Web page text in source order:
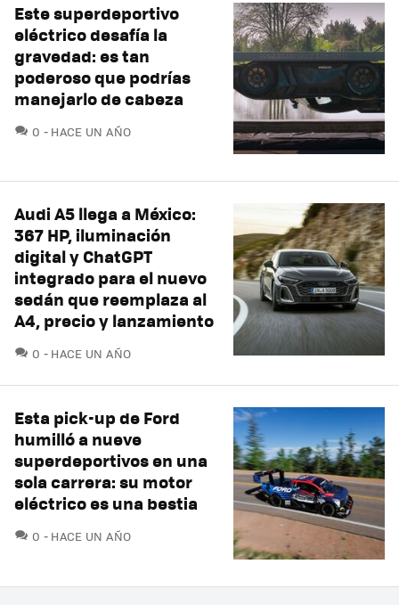
Este superdeportivo
eléctrico desafía la
gravedad: es tan
poderoso que podrías
manejarlo de cabeza
0 COMENTARIOS
HACE UN AÑO
Audi A5 llega a México:
367 HP, iluminación
digital y ChatGPT
integrado para el nuevo
sedán que reemplaza al
A4, precio y lanzamiento
0 COMENTARIOS
HACE UN AÑO
Esta pick-up de Ford
humilló a nueve
superdeportivos en una
sola carrera: su motor
eléctrico es una bestia
0 COMENTARIOS
HACE UN AÑO